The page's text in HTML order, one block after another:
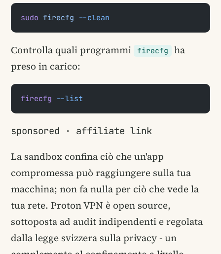
sudo firecfg --clean
Controlla quali programmi firecfg
ha
preso in carico:
firecfg --list
sponsored · affiliate link
La sandbox confina ciò che un'app
compromessa può raggiungere sulla tua
macchina; non fa nulla per ciò che vede la
tua rete. Proton VPN è open source,
sottoposta ad audit indipendenti e regolata
dalla legge svizzera sulla privacy - un